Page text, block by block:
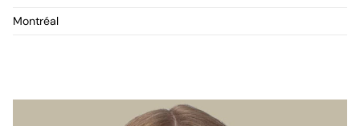
Montréal